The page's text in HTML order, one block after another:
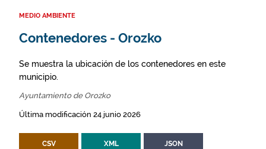
MEDIO AMBIENTE
Contenedores - Orozko
Se muestra la ubicación de los contenedores en este
municipio.
Ayuntamiento de Orozko
Última modificación 24 junio 2026
CSV XML JSON